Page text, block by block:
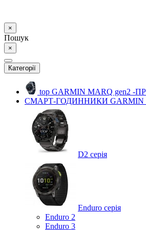
×
Пошук
×
Категорії
top GARMIN MARQ gen2
СМАРТ-ГОДИННИКИ
D2 серія
Enduro серія
Enduro 2
Enduro 3